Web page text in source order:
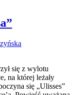
się z wylotu
na której leżały
się „Ulisses”